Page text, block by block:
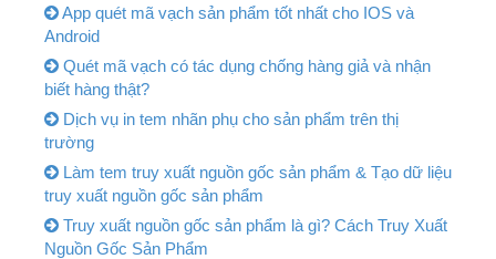
App quét mã vạch sản phẩm tốt nhất cho IOS và
Android
Quét mã vạch có tác dụng chống hàng giả và nhận
biết hàng thật?
Dịch vụ in tem nhãn phụ cho sản phẩm trên thị
trường
Làm tem truy xuất nguồn gốc sản phẩm & Tạo dữ liệu
truy xuất nguồn gốc sản phẩm
Truy xuất nguồn gốc sản phẩm là gì? Cách Truy Xuất
Nguồn Gốc Sản Phẩm